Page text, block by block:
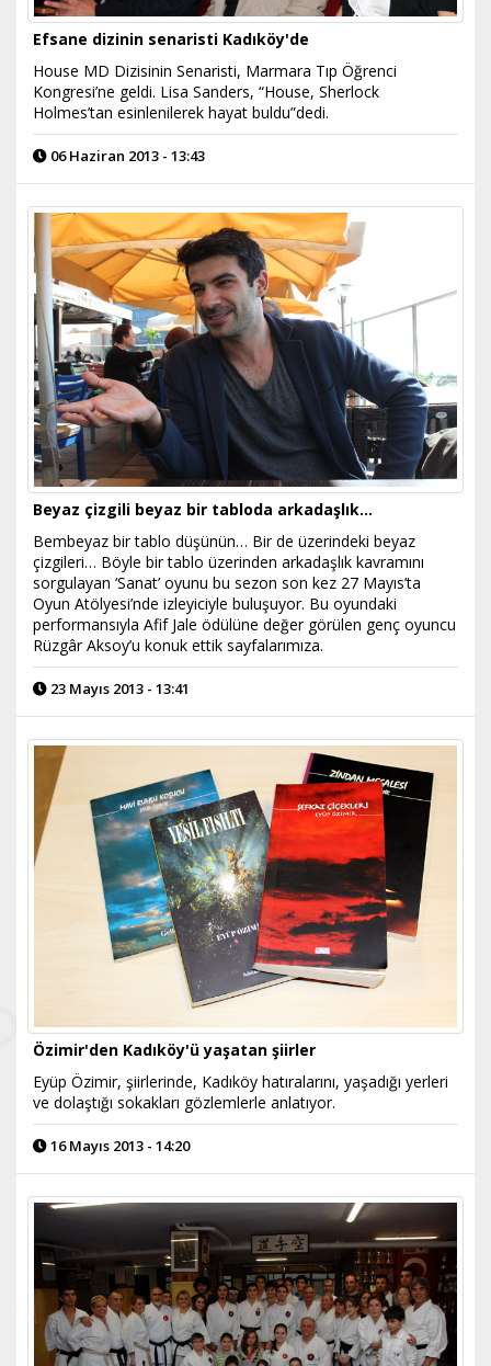
Efsane dizinin senaristi Kadıköy'de
House MD Dizisinin Senaristi, Marmara Tıp Öğrenci
Kongresi’ne geldi. Lisa Sanders, “House, Sherlock
Holmes’tan esinlenilerek hayat buldu”dedi.
06 Haziran 2013 - 13:43
Beyaz çizgili beyaz bir tabloda arkadaşlık…
Bembeyaz bir tablo düşünün… Bir de üzerindeki beyaz
çizgileri… Böyle bir tablo üzerinden arkadaşlık kavramını
sorgulayan ‘Sanat’ oyunu bu sezon son kez 27 Mayıs’ta
Oyun Atölyesi’nde izleyiciyle buluşuyor. Bu oyundaki
performansıyla Afif Jale ödülüne değer görülen genç oyuncu
Rüzgâr Aksoy’u konuk ettik sayfalarımıza.
23 Mayıs 2013 - 13:41
Özimir'den Kadıköy'ü yaşatan şiirler
Eyüp Özimir, şiirlerinde, Kadıköy hatıralarını, yaşadığı yerleri
ve dolaştığı sokakları gözlemlerle anlatıyor.
16 Mayıs 2013 - 14:20